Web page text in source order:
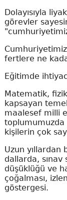
Dolayısıyla
görevler
fertlere ne
Eğitimde
Matematik,
kapsayan
maalesef milli
toplumumuzda
kişilerin çok
Uzun
dallarda, sınav
düşüklüğü ve
çoğalması,
göstergesi.